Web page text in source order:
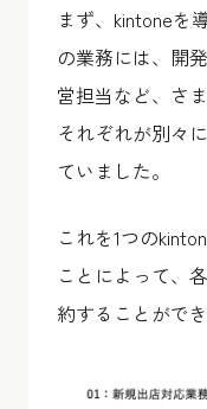
まず、kintoneを
の業務には、開
営担当など、さ
それぞれが別々
ていました。
これを1つの
ことによって、
約することができ